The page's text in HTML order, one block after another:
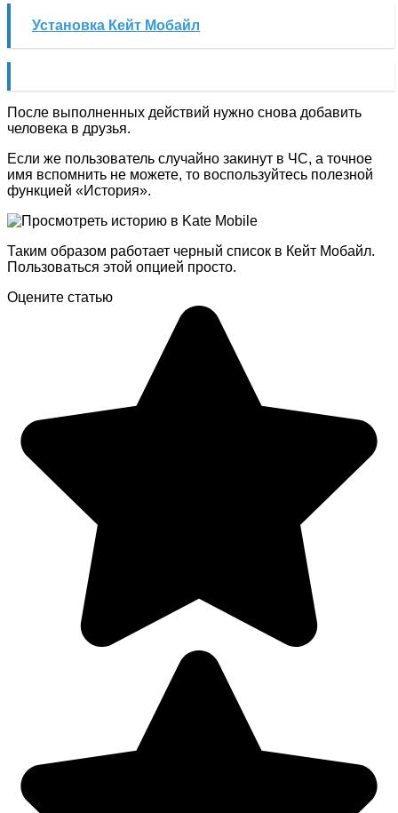
Установка Кейт Мобайл
После выполненных действий нужно снова добавить
человека в друзья.
Если же пользователь случайно закинут в ЧС, а точное
имя вспомнить не можете, то воспользуйтесь полезной
функцией «История».
Таким образом работает черный список в Кейт Мобайл.
Пользоваться этой опцией просто.
Оцените статью